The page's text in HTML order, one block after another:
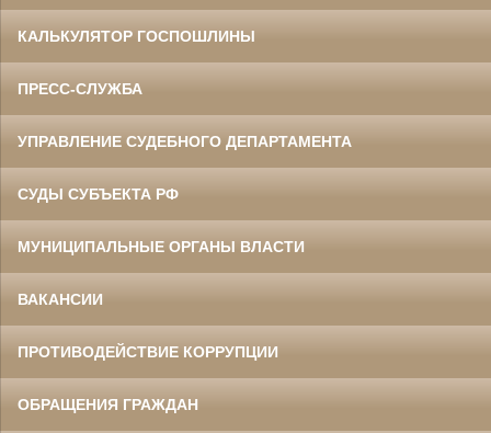
КАЛЬКУЛЯТОР ГОСПОШЛИНЫ
ПРЕСС-СЛУЖБА
УПРАВЛЕНИЕ СУДЕБНОГО ДЕПАРТАМЕНТА
СУДЫ СУБЪЕКТА РФ
МУНИЦИПАЛЬНЫЕ ОРГАНЫ ВЛАСТИ
ВАКАНСИИ
ПРОТИВОДЕЙСТВИЕ КОРРУПЦИИ
ОБРАЩЕНИЯ ГРАЖДАН